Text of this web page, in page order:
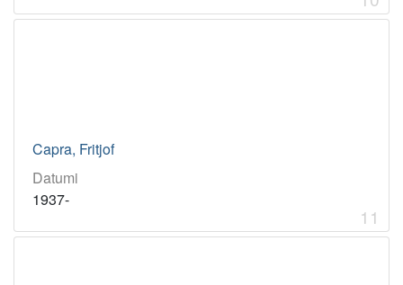
Capra, Fritjof
Datumi
1937-
11